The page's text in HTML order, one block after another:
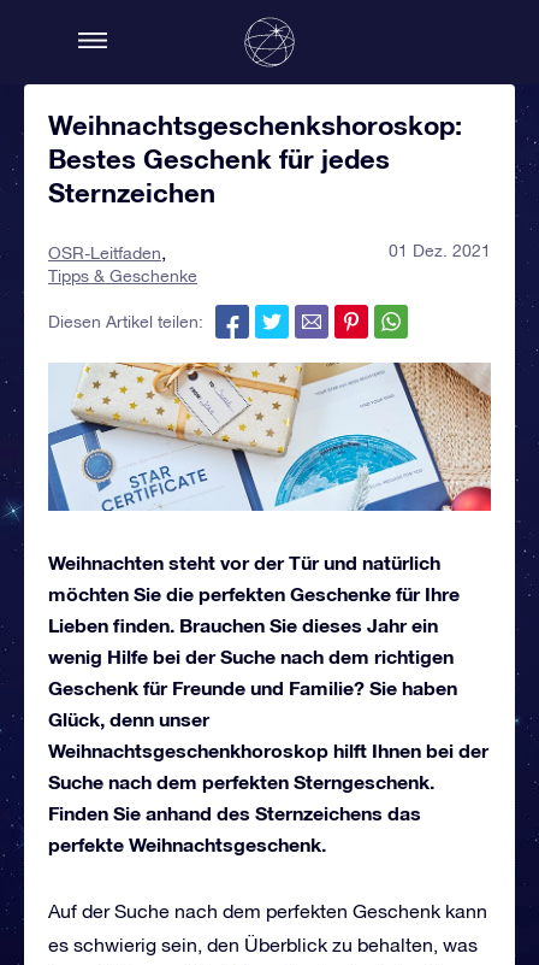
Weihnachtsgeschenkshoroskop:
Bestes Geschenk für jedes
Sternzeichen
OSR-Leitfaden
Tipps & Geschenke
01 Dez. 2021
Diesen Artikel teilen:
Weihnachten steht vor der Tür und natürlich
möchten Sie die perfekten Geschenke für Ihre
Lieben finden. Brauchen Sie dieses Jahr ein
wenig Hilfe bei der Suche nach dem richtigen
Geschenk für Freunde und Familie? Sie haben
Glück, denn unser
Weihnachtsgeschenkhoroskop hilft Ihnen bei der
Suche nach dem perfekten Sterngeschenk.
Finden Sie anhand des Sternzeichens das
perfekte Weihnachtsgeschenk.
Auf der Suche nach dem perfekten Geschenk kann
es schwierig sein, den Überblick zu behalten, was